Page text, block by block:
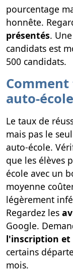
pourcentage
honnête.
présentés.
candidats est
500 candidats.
auto-
Le taux de
mais pas le
auto-école.
que les élèves
école avec un
moyenne
légèrement
Regardez les
Google.
l'inscription et
certains
mois.